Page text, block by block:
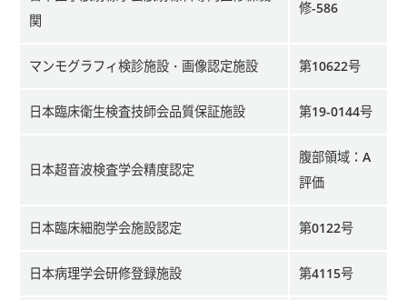
関
修-586
マンモグラフィ検診施設・画像認定施設 第10622号
日本臨床衛生検査技師会品質保証施設 第19-0144号
日本超音波検査学会精度認定
腹部領域：A
評価
日本臨床細胞学会施設認定 第0122号
日本病理学会研修登録施設 第4115号